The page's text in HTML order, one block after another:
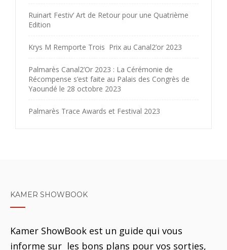
Ruinart Festiv’ Art de Retour pour une Quatrième
Edition
Krys M Remporte Trois Prix au Canal2’or 2023
Palmarès Canal2’Or 2023 : La Cérémonie de
Récompense s’est faite au Palais des Congrès de
Yaoundé le 28 octobre 2023
Palmarès Trace Awards et Festival 2023
KAMER SHOWBOOK
Kamer ShowBook est un guide qui vous
informe sur les bons plans pour vos sorties,